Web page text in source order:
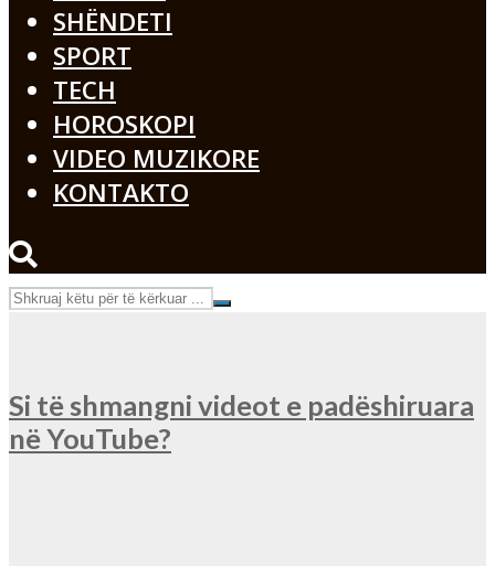
SHËNDETI
SPORT
TECH
HOROSKOPI
VIDEO MUZIKORE
KONTAKTO
Si të shmangni videot e padëshiruara
në YouTube?